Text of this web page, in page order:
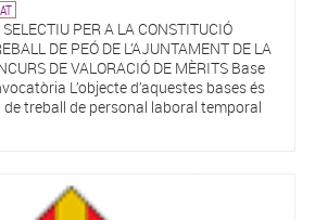
PER A LA CONSTITUCIÓ
DE PEÓ DE L’AJUNTAMENT DE LA
DE VALORACIÓ DE MÈRITS Base
L’objecte d’aquestes bases és
treball de personal laboral temporal